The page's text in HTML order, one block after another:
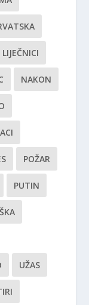
LIJEČNICI
NAKON
POŽAR
PUTIN
UŽAS